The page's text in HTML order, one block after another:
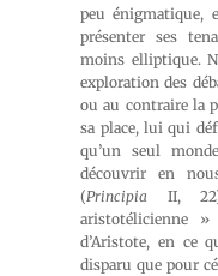
peu énigmatique,
présenter ses
moins elliptique.
exploration des
ou au contraire la
sa place, lui qui
qu’un seul
découvrir en
(Principia II,
aristotélicienne
d’Aristote, en ce
disparu que pour